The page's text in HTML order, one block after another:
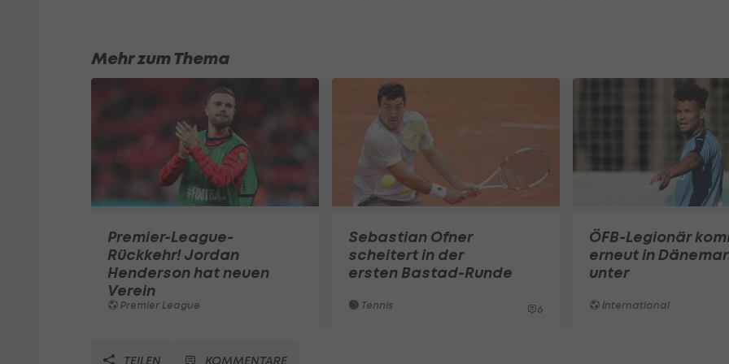
Mehr zum Thema
Premier-League-
Rückkehr! Jordan
Henderson hat neuen
Verein
Premier League
Sebastian Ofner
scheitert in der
ersten Bastad-Runde
Tennis 6
ÖFB-Legionär
erneut in
unter
International
TEILEN KOMMENTARE